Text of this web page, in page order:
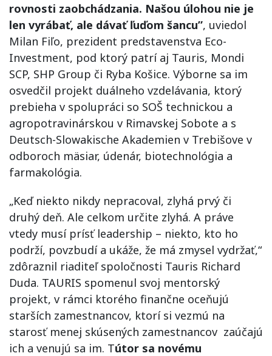
rovnosti zaobchádzania. Našou úlohou nie je
len vyrábať, ale dávať ľuďom šancu”, uviedol
Milan Fiľo, prezident predstavenstva Eco-
Investment, pod ktorý patrí aj Tauris, Mondi
SCP, SHP Group či Ryba Košice. Výborne sa im
osvedčil projekt duálneho vzdelávania, ktorý
prebieha v spolupráci so SOŠ technickou a
agropotravinárskou v Rimavskej Sobote a s
Deutsch-Slowakische Akademien v Trebišove v
odboroch mäsiar, údenár, biotechnológia a
farmakológia.
„Keď niekto nikdy nepracoval, zlyhá prvý či
druhý deň. Ale celkom určite zlyhá. A práve
vtedy musí prísť leadership – niekto, kto ho
podrží, povzbudí a ukáže, že má zmysel vydržať,“
zdôraznil riaditeľ spoločnosti Tauris Richard
Duda. TAURIS spomenul svoj mentorský
projekt, v rámci ktorého finančne oceňujú
starších zamestnancov, ktorí si vezmú na
starosť menej skúsených zamestnancov zaúčajú
ich a venujú sa im. Tútor sa novému